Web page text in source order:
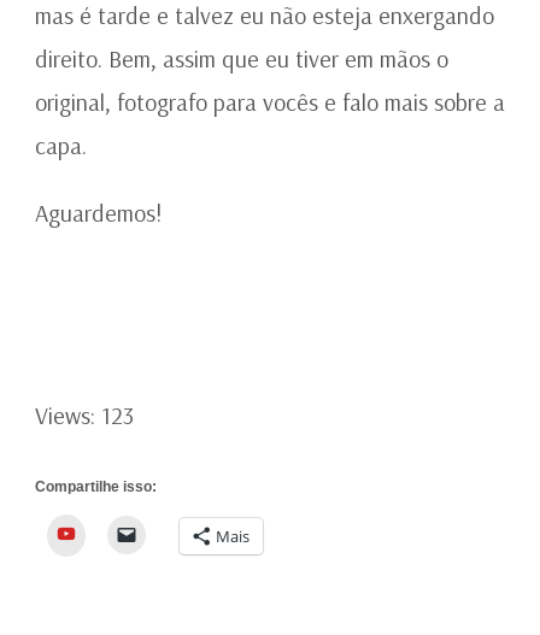
mas é tarde e talvez eu não esteja enxergando
direito. Bem, assim que eu tiver em mãos o
original, fotografo para vocês e falo mais sobre a
capa.
Aguardemos!
Views: 123
Compartilhe isso:
YouTube Mais